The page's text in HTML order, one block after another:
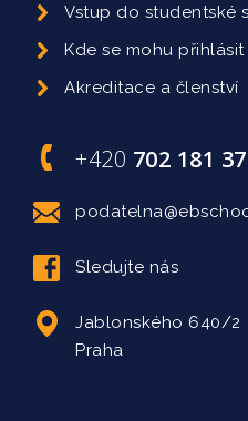
Vstup do studentské
Kde se mohu
Akreditace a členství
+420 702 181
Sledujte nás
Jablonského 640/2
Praha